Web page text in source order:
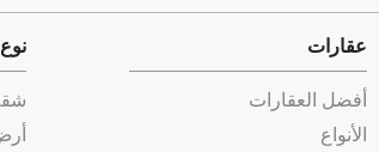
عقارات
أفضل العقارات
الأنواع
نوع